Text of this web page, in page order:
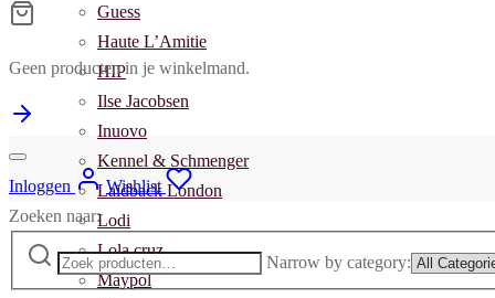
Guess
Haute L’Amitie
HIP
Ilse Jacobsen
Inuovo
Kennel & Schmenger
Laidback London
Lodi
Lola cruz
Maypol
Geen producten in je winkelmand.
Inloggen
Wishlist
Zoeken naar:
Narrow by category: